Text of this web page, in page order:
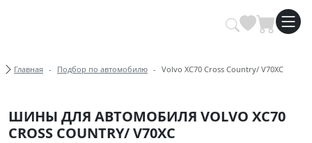
Купить автомобильные шины
Хлебные крошки
Главная Подбор по автомобилю Volvo XC70 Cross Country/ V70XC
ШИНЫ ДЛЯ АВТОМОБИЛЯ VOLVO XC70
CROSS COUNTRY/ V70XC